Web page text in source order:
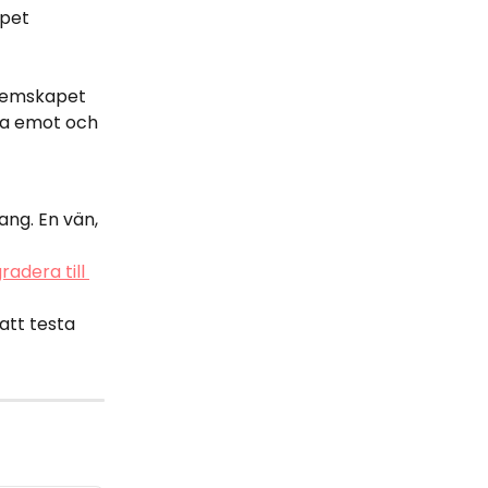
emot och
En vän,
till
att testa